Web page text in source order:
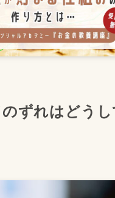
ずれはどう